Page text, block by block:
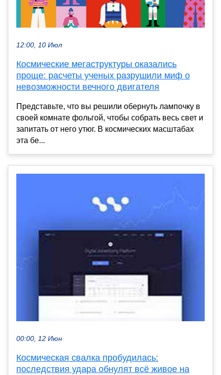
12:00, 10 Июл
Космические мегаструктуры оказались
проще: расчеты ученых разрушили миф о
невозможности вечного двигателя
Представьте, что вы решили обернуть лампочку в
своей комнате фольгой, чтобы собрать весь свет и
запитать от него утюг. В космических масштабах
эта бе...
00:00, 12 Июн
Космическая свалка пробудилась:
последствия удара обнулят всё живое на